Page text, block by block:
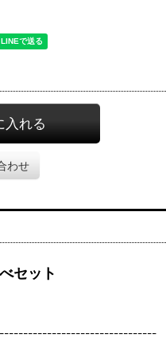
入れる
わせ
セット